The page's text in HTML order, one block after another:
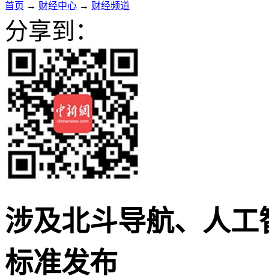
首页 → 财经中心 → 财经频道
分享到：
涉及北斗导航、人
标准发布